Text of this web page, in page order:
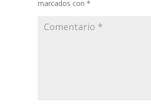
marcados con *